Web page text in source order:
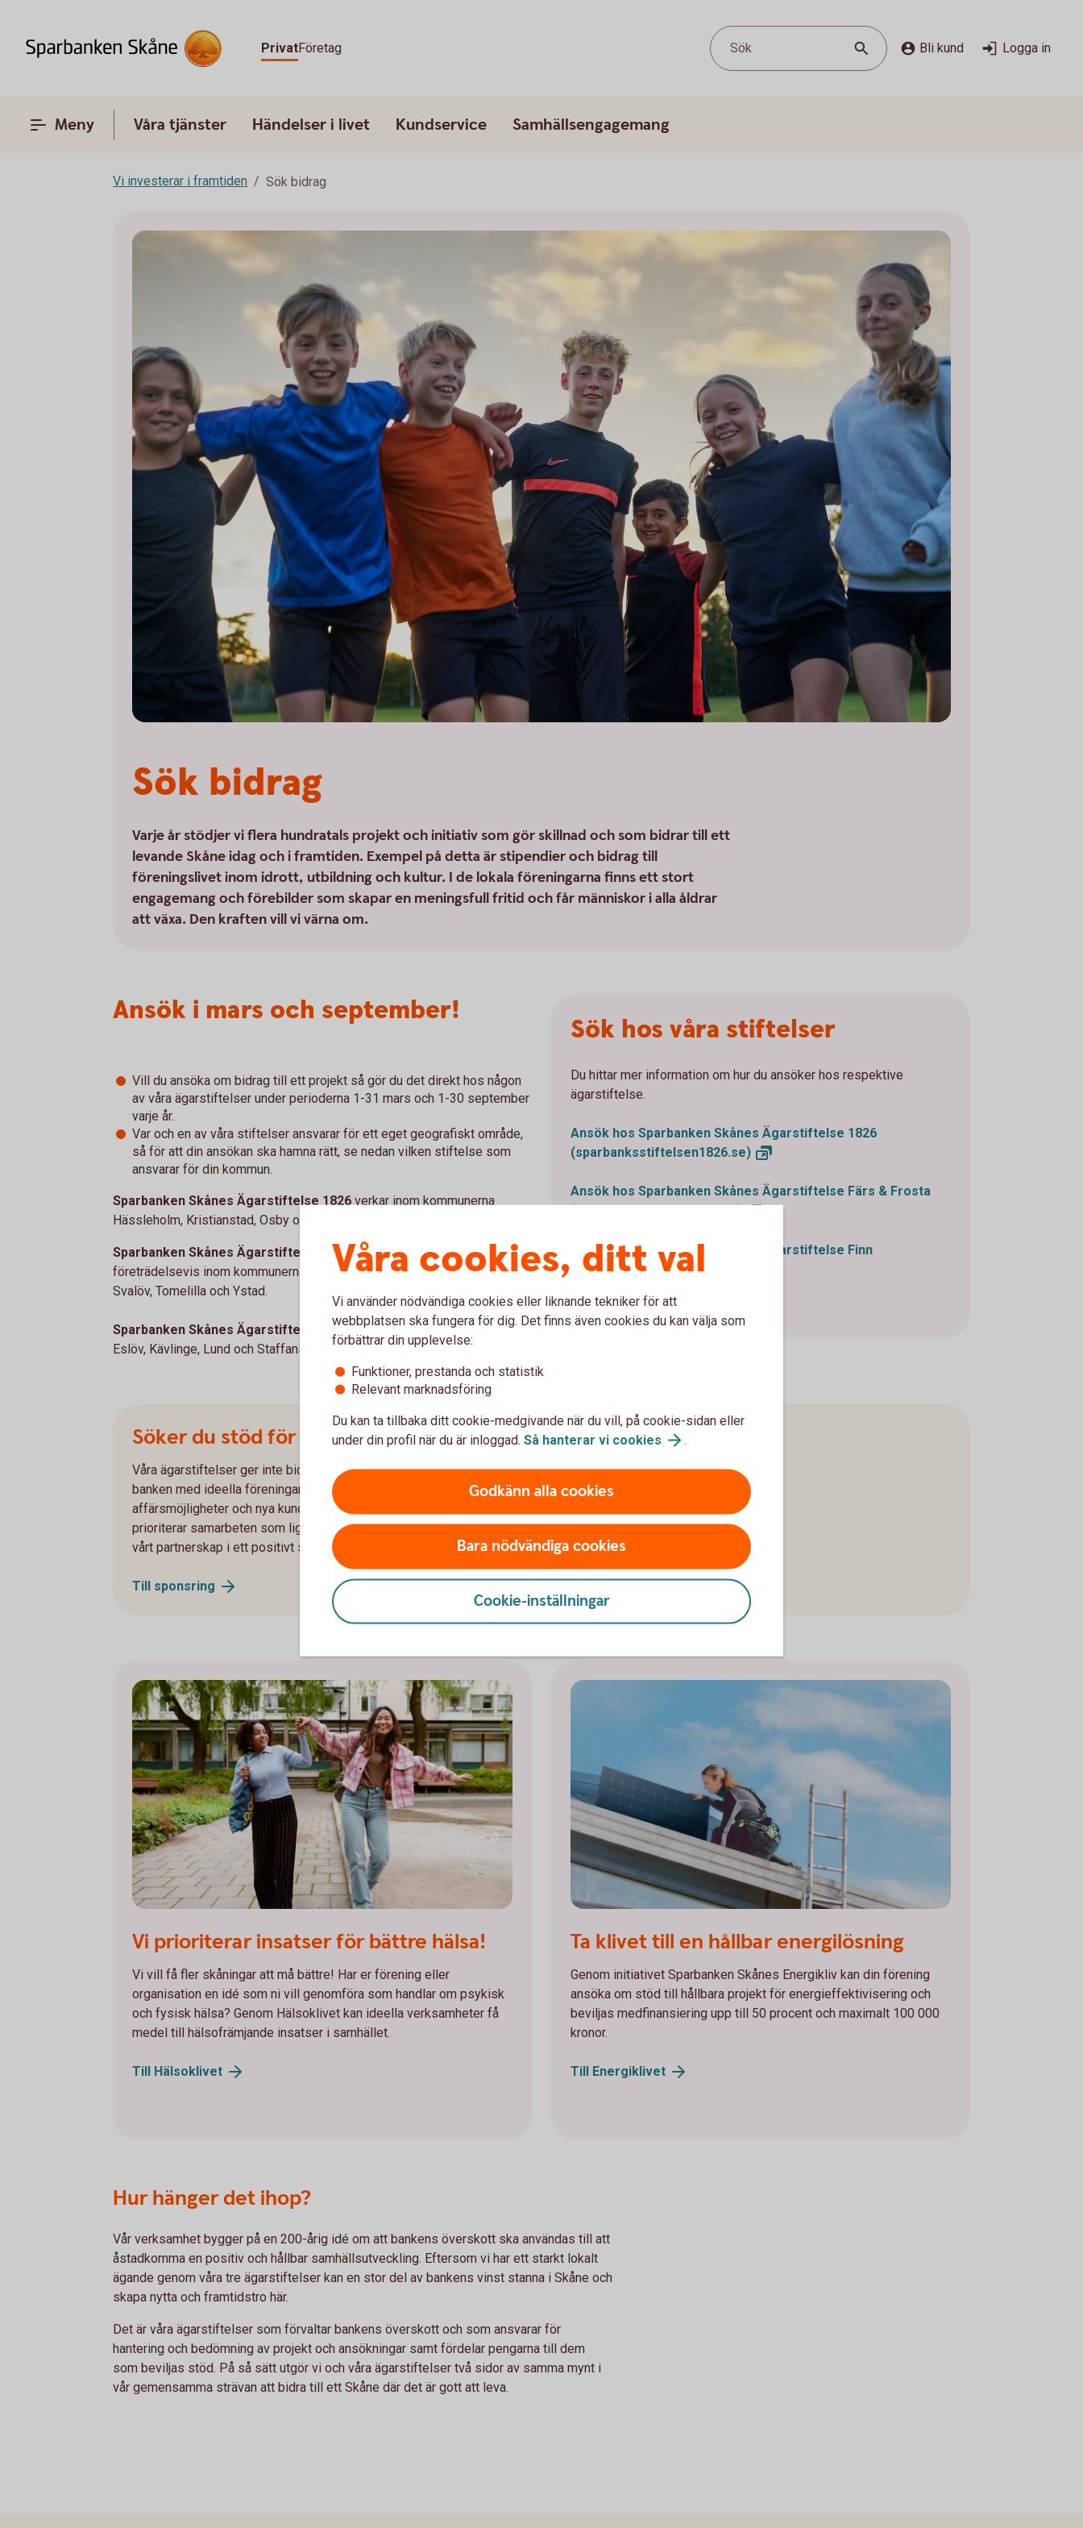
PrivatFöretag Sök Bli kund Logga in
Meny Våra tjänster Händelser i livet Kundservice Samhällsengagemang
Vi investerar i framtiden Sök bidrag
Sök bidrag
Varje år stödjer vi flera hundratals projekt och initiativ som gör skillnad och som bidrar till ett
levande Skåne idag och i framtiden. Exempel på detta är stipendier och bidrag till
föreningslivet inom idrott, utbildning och kultur. I de lokala föreningarna finns ett stort
engagemang och förebilder som skapar en meningsfull fritid och får människor i alla åldrar
att växa. Den kraften vill vi värna om.
Ansök i mars och september!
Vill du ansöka om bidrag till ett projekt så gör du det direkt hos någon
av våra ägarstiftelser under perioderna 1-31 mars och 1-30 september
varje år.
Var och en av våra stiftelser ansvarar för ett eget geografiskt område,
så för att din ansökan ska hamna rätt, se nedan vilken stiftelse som
ansvarar för din kommun.
Sparbanken Skånes Ägarstiftelse 1826 verkar inom kommunerna
Hässleholm, Kristianstad, Osby och Östra Göinge.
Sparbanken Skånes Ägarstiftelse Färs & Frostaverkar
företrädelsevis inom kommunerna Eslöv, Hörby, Höör, Simrishamn, Sjöbo,
Svalöv, Tomelilla och Ystad.
Sparbanken Skånes Ägarstiftelse Finnverkar främst inom kommunerna
Eslöv, Kävlinge, Lund och Staffanstorp.
Sök hos våra stiftelser
Du hittar mer information om hur du ansöker hos respektive
ägarstiftelse.
Ansök hos Sparbanken Skånes Ägarstiftelse 1826
(sparbanksstiftelsen1826.se)
Ansök hos Sparbanken Skånes Ägarstiftelse Färs & Frosta
Ansök hos Sparbanken Skånes Ägarstiftelse Finn
(sparbanksstiftelsenfinn.se)
Söker du stöd för löpande föreningsverksamhet?
Våra ägarstiftelser ger inte bidrag till löpande föreningsverksamhet. Däremot samarbetar
banken med ideella föreningar och andra aktörer som ger Sparbanken Skåne nya
affärsmöjligheter och nya kunder, alltså sponsring. Vi får många förfrågningar och
prioriterar samarbeten som ligger i linje med våra värderingar och sätter
vårt partnerskap i ett positivt sammanhang.
Till sponsring
Vi prioriterar insatser för bättre hälsa!
Vi vill få fler skåningar att må bättre! Har er förening eller
organisation en idé som ni vill genomföra som handlar om psykisk
och fysisk hälsa? Genom Hälsoklivet kan ideella verksamheter få
medel till hälsofrämjande insatser i samhället.
Till Hälsoklivet
Ta klivet till en hållbar energilösning
Genom initiativet Sparbanken Skånes Energikliv kan din förening
ansöka om stöd till hållbara projekt för energieffektivisering och
beviljas medfinansiering upp till 50 procent och maximalt 100 000
kronor.
Till Energiklivet
Hur hänger det ihop?
Vår verksamhet bygger på en 200-årig idé om att bankens överskott ska användas till att
åstadkomma en positiv och hållbar samhällsutveckling. Eftersom vi har ett starkt lokalt
ägande genom våra tre ägarstiftelser kan en stor del av bankens vinst stanna i Skåne och
skapa nytta och framtidstro här.
Det är våra ägarstiftelser som förvaltar bankens överskott och som ansvarar för
hantering och bedömning av projekt och ansökningar samt fördelar pengarna till dem
som beviljas stöd. På så sätt utgör vi och våra ägarstiftelser två sidor av samma mynt i
vår gemensamma strävan att bidra till ett Skåne där det är gott att leva.
Våra cookies, ditt val
Vi använder nödvändiga cookies eller liknande tekniker för att
webbplatsen ska fungera för dig. Det finns även cookies du kan välja som
förbättrar din upplevelse:
Funktioner, prestanda och statistik
Relevant marknadsföring
Du kan ta tillbaka ditt cookie-medgivande när du vill, på cookie-sidan eller
under din profil när du är inloggad. Så hanterar vi cookies .
Godkänn alla cookies
Bara nödvändiga cookies
Cookie-inställningar